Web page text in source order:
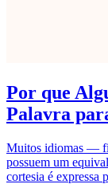
Por que
Palavra
Muitos idiomas —
possuem um
cortesia é expressa